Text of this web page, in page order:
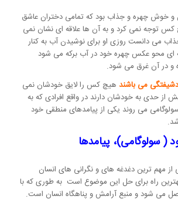
خوش چهره و جذاب بود که تمامی دختران عاشق
کس توجه نمی کرد و به آن ها علاقه ای نشان نمی
می دانست روزی او برای نوشیدن آب به کنار
ای محو عکس چهره خود در آب برکه می شود
و در آن غرق می شود.
می باشندهیچ کس را لایق خودشان نمی
از حدی به خودشان دارند در واقع افرادی که به
می روند یکی از پیامدهای منطقی خود
( سولوگامی)، پیامدها
مهم ترین دغدغه های و نگرانی های انسان
بهترین راه برای حل این موضوع است به طوری که با
می شود و منبع آرامش و پناهگاه انسان است.